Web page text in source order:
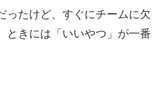
ったけど、すぐにチームに欠
ときには「いいやつ」が一番